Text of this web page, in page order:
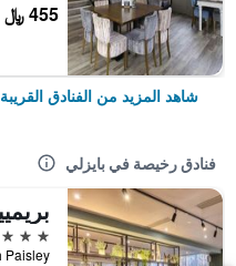
455 ﷼
شاهد المزيد من الفنادق القريبة
فنادق رخيصة في بايزلي
3 نجوم